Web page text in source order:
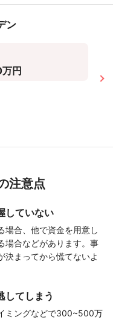
ン
円
注意点
していない
場合、他で資金を用意し
場合などがあります。事
決まってから慌てないよ
してしまう
ミングなどで300~500万